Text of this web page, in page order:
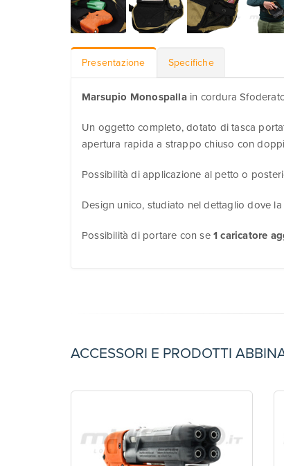
Presentazione Specifiche
Marsupio Monospallain cordura
Un oggetto completo, dotato di tasca
apertura rapida a strappo chiuso con
Possibilità di applicazione al petto o
Design unico, studiato nel dettaglio dove
Possibilità di portare con se 1 caricatore
ACCESSORI E PRODOTTI